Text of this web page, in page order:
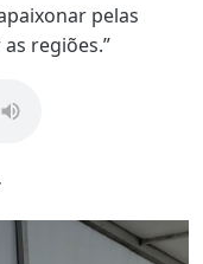
pelas
regiões.”